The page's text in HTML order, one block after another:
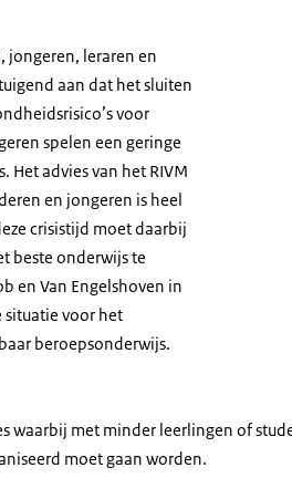
jongeren, leraren en
aan dat het sluiten
voor
spelen een geringe
Het advies van het RIVM
en jongeren is heel
crisistijd moet daarbij
beste onderwijs te
en Van Engelshoven in
situatie voor het
beroepsonderwijs.
waarbij met minder leerlingen of
moet gaan worden.